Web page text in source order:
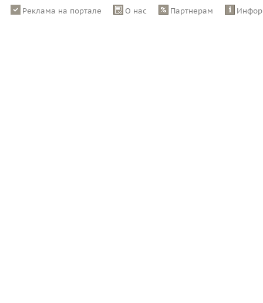
Реклама на портале О нас Партнерам